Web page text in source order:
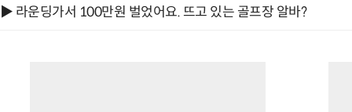
▶ 라운딩가서 100만원 벌었어요. 뜨고 있는 골프장 알바?